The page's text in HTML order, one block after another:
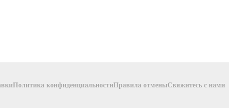
Политика конфиденциальностиПравила отменыСвяжитесь с нами